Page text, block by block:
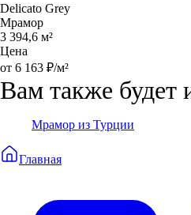
Delicato Grey
Мрамор
3 394,6 м²
Цена
от 6 163 ₽/м²
Вам также будет
Мрамор из Турции
Главная